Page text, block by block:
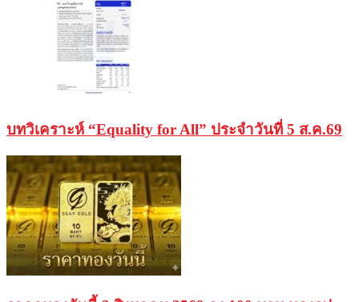
บทวิเคราะห์ “Equality for All” ประจำวันที่ 5 ส.ค.69